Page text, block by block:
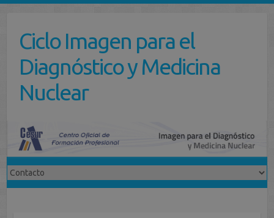
contenidoCiclo Imagen para el
Diagnóstico y Medicina
Nuclear